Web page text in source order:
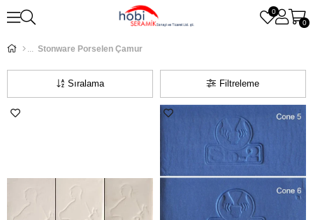
0
0
Stonware Porselen Çamur
Filtreleme
Sıralama